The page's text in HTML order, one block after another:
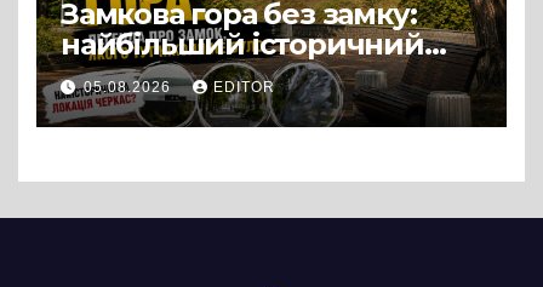
Замкова гора без замку:
найбільший історичний
міф Черкас
05.08.2026 EDITOR